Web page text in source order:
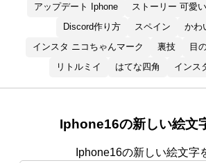
アップデート Iphone
ストーリー 可愛い
Discord作り方
スペイン
かわ
インスタ ニコちゃんマーク
裏技 目
リトルミイ
はてな四角 インス
Iphone16の新しい絵文
Iphone16の新しい絵文字